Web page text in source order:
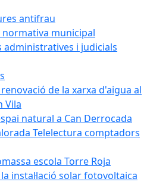
antifrau
normativa municipal
administratives i judicials
de la xarxa d'aigua al
Vila
natural a Can Derrocada
Telelectura comptadors
escola Torre Roja
instal·lació solar fotovoltaica